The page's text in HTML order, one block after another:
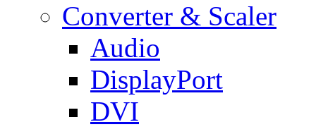
Converter & Scaler
Audio
DisplayPort
DVI